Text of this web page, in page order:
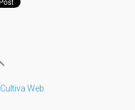
Cultiva Web